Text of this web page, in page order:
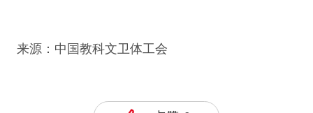
来源：中国教科文卫体工会